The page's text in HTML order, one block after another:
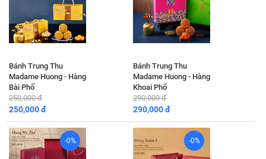
Bánh Trung Thu
Madame Huong - Hàng
Bài Phố
250,000 đ
250,000 đ
Bánh Trung Thu
Madame Huong - Hàng
Khoai Phố
290,000 đ
290,000 đ
-0% -0%